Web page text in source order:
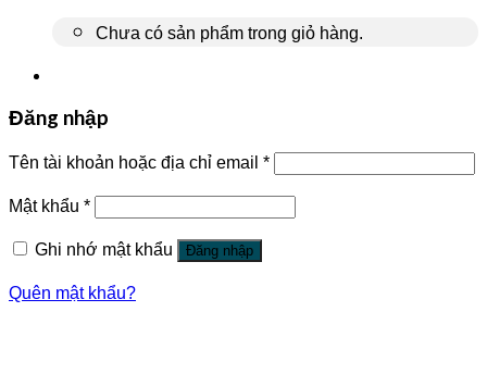
Chưa có sản phẩm trong giỏ hàng.
Đăng nhập
Tên tài khoản hoặc địa chỉ email *
Mật khẩu *
Ghi nhớ mật khẩu Đăng nhập
Quên mật khẩu?